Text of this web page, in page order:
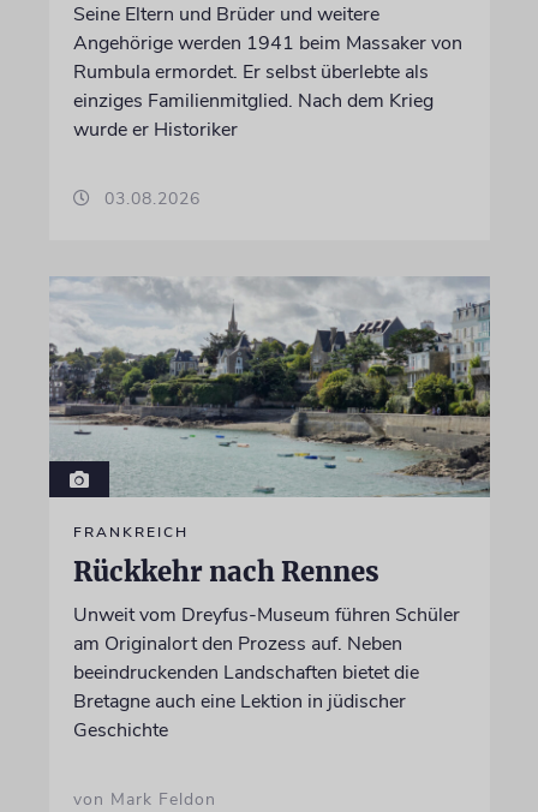
Seine Eltern und Brüder und weitere
Angehörige werden 1941 beim Massaker von
Rumbula ermordet. Er selbst überlebte als
einziges Familienmitglied. Nach dem Krieg
wurde er Historiker
03.08.2026
FRANKREICH
Rückkehr nach Rennes
Unweit vom Dreyfus-Museum führen Schüler
am Originalort den Prozess auf. Neben
beeindruckenden Landschaften bietet die
Bretagne auch eine Lektion in jüdischer
Geschichte
von Mark Feldon